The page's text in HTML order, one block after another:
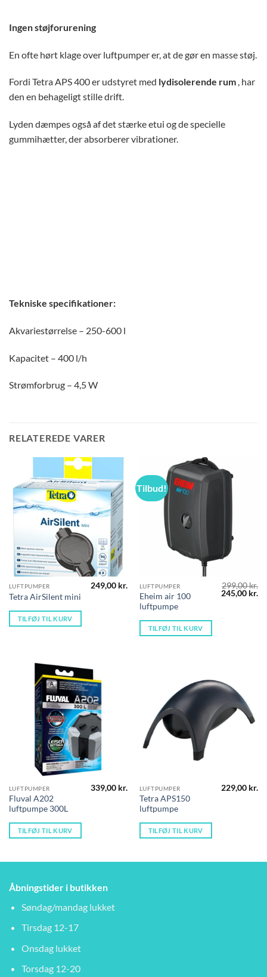
Ingen støjforurening
En ofte hørt klage over luftpumper er, at de gør en masse støj.
Fordi Tetra APS 400 er udstyret med lydisolerende rum , har
den en behageligt stille drift.
Lyden dæmpes også af det stærke etui og de specielle
gummihætter, der absorberer vibrationer.
Tekniske specifikationer:
Akvariestørrelse – 250-600 l
Kapacitet – 400 l/h
Strømforbrug – 4,5 W
RELATEREDE VARER
LUFTPUMPER
Tetra AirSilent mini
249,00 kr.
TILFØJ TIL KURV
Tilbud!
LUFTPUMPER
Eheim air 100
luftpumpe
299,00kr.
Den
oprindelige
245,00 kr.
TILFØJ TIL KURV
LUFTPUMPER
Fluval A202
luftpumpe 300L
339,00 kr.
TILFØJ TIL KURV
LUFTPUMPER
Tetra APS150
luftpumpe
229,00 kr.
TILFØJ TIL KURV
Åbningstider i butikken
Søndag/mandag lukket
Tirsdag 12-17
Onsdag lukket
Torsdag 12-20